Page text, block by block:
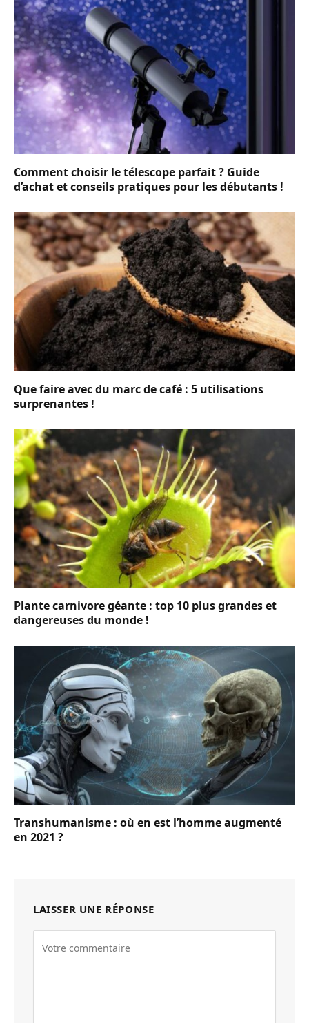
Comment choisir le télescope parfait ? Guide
d’achat et conseils pratiques pour les débutants !
Que faire avec du marc de café : 5 utilisations
surprenantes !
Plante carnivore géante : top 10 plus grandes et
dangereuses du monde !
Transhumanisme : où en est l’homme augmenté
en 2021 ?
LAISSER UNE RÉPONSE